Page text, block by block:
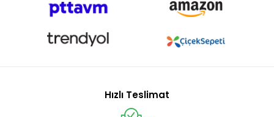
Hızlı Teslimat